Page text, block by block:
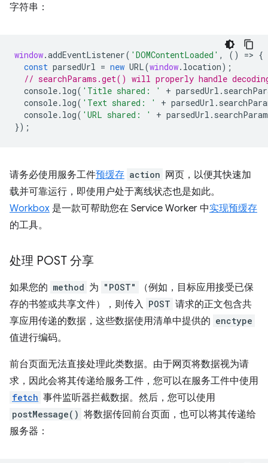
字符串：
window.addEventListener( 'DOMContentLoaded' , () => {
const parsedUrl = new URL(window. location);
// searchParams.get() will properly handle
console. log( 'Title shared: ' + parsedUrl .
console. log( 'Text shared: ' + parsedUrl .
console. log( 'URL shared: ' + parsedUrl .
});
请务必使用服务工件预缓存 action 网页，以便其快速加
载并可靠运行，即使用户处于离线状态也是如此。
Workbox 是一款可帮助您在 Service Worker 中实现预缓存
的工具。
处理 POST 分享
如果您的 method 为 "POST"
（例如，目标应用接受已保
存的书签或共享文件），则传入 POST 请求的正文包含共
享应用传递的数据，这些数据使用清单中提供的 enctype
值进行编码。
前台页面无法直接处理此类数据。由于网页将数据视为请
求，因此会将其传递给服务工件，您可以在服务工件中使用
fetch 事件监听器拦截数据。然后，您可以使用
postMessage() 将数据传回前台页面，也可以将其传递给
服务器：